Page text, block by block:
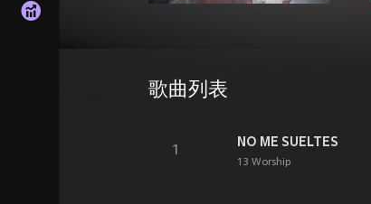
歌曲列表
1
NO ME SUELTES
13 Worship